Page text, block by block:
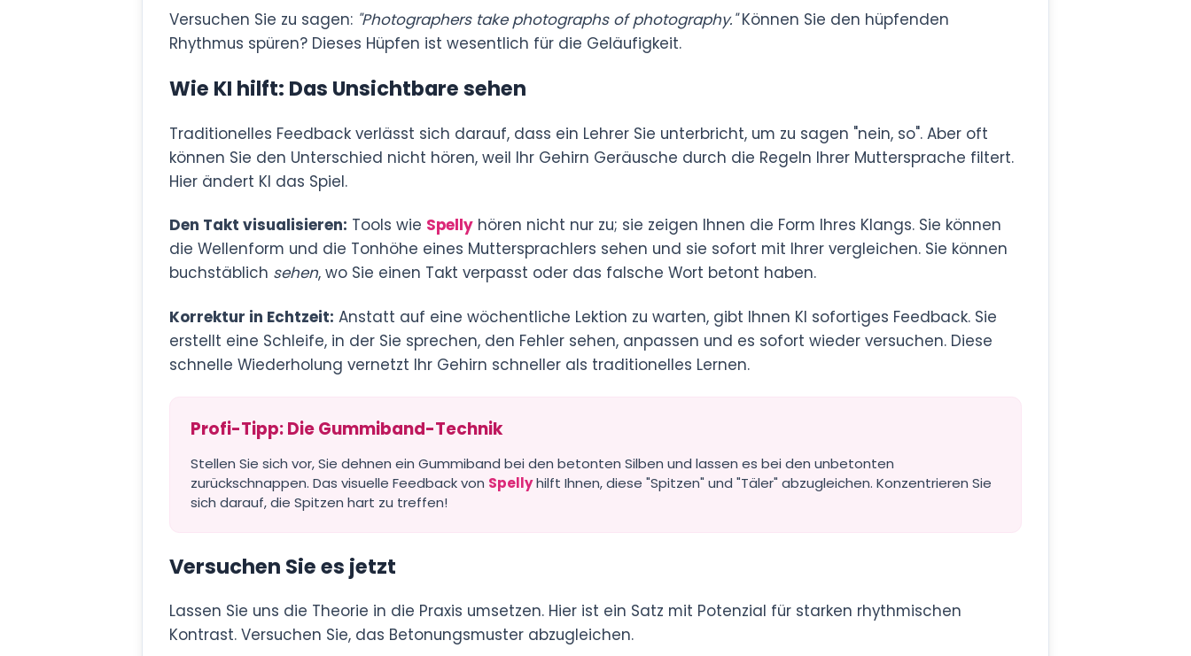
Versuchen Sie zu sagen: "Photographers take photographs of photography."Können Sie den hüpfenden
Rhythmus spüren? Dieses Hüpfen ist wesentlich für die Geläufigkeit.
Wie KI hilft: Das Unsichtbare sehen
Traditionelles Feedback verlässt sich darauf, dass ein Lehrer Sie unterbricht, um zu sagen "nein, so". Aber oft
können Sie den Unterschied nicht hören, weil Ihr Gehirn Geräusche durch die Regeln Ihrer Muttersprache filtert.
Hier ändert KI das Spiel.
Den Takt visualisieren: Tools wie Spelly hören nicht nur zu; sie zeigen Ihnen die Form Ihres Klangs. Sie können
die Wellenform und die Tonhöhe eines Muttersprachlers sehen und sie sofort mit Ihrer vergleichen. Sie können
buchstäblich sehen, wo Sie einen Takt verpasst oder das falsche Wort betont haben.
Korrektur in Echtzeit: Anstatt auf eine wöchentliche Lektion zu warten, gibt Ihnen KI sofortiges Feedback. Sie
erstellt eine Schleife, in der Sie sprechen, den Fehler sehen, anpassen und es sofort wieder versuchen. Diese
schnelle Wiederholung vernetzt Ihr Gehirn schneller als traditionelles Lernen.
Profi-Tipp: Die Gummiband-Technik
Stellen Sie sich vor, Sie dehnen ein Gummiband bei den betonten Silben und lassen es bei den unbetonten
zurückschnappen. Das visuelle Feedback von Spelly hilft Ihnen, diese "Spitzen" und "Täler" abzugleichen. Konzentrieren Sie
sich darauf, die Spitzen hart zu treffen!
Versuchen Sie es jetzt
Lassen Sie uns die Theorie in die Praxis umsetzen. Hier ist ein Satz mit Potenzial für starken rhythmischen
Kontrast. Versuchen Sie, das Betonungsmuster abzugleichen.